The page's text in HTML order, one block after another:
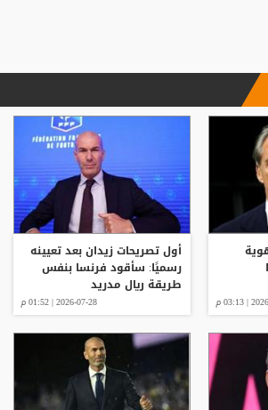
م
أول تصريحات زيدان بعد تعيينه
رسميًا: سأقود فرنسا بنفس
طريقة ريال مدريد
2026-07-28 | 01:52 م